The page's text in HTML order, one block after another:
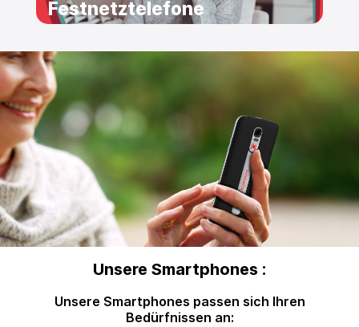
Festnetztelefone
Unsere Smartphones :
Unsere Smartphones passen sich Ihren
Bedürfnissen an: